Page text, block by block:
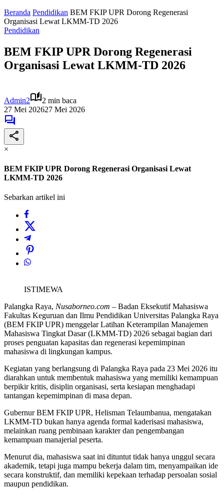
Beranda Pendidikan BEM FKIP UPR Dorong Regenerasi
Organisasi Lewat LKMM-TD 2026
Pendidikan
BEM FKIP UPR Dorong Regenerasi
Organisasi Lewat LKMM-TD 2026
Admin2
2 min baca
27 Mei 202627 Mei 2026
×
BEM FKIP UPR Dorong Regenerasi Organisasi Lewat
LKMM-TD 2026
Sebarkan artikel ini
ISTIMEWA
Palangka Raya, Nusaborneo.com – Badan Eksekutif Mahasiswa
Fakultas Keguruan dan Ilmu Pendidikan Universitas Palangka Raya
(BEM FKIP UPR) menggelar Latihan Keterampilan Manajemen
Mahasiswa Tingkat Dasar (LKMM-TD) 2026 sebagai bagian dari
proses penguatan kapasitas dan regenerasi kepemimpinan
mahasiswa di lingkungan kampus.
Kegiatan yang berlangsung di Palangka Raya pada 23 Mei 2026 itu
diarahkan untuk membentuk mahasiswa yang memiliki kemampuan
berpikir kritis, disiplin organisasi, serta kesiapan menghadapi
tantangan kepemimpinan di masa depan.
Gubernur BEM FKIP UPR, Helisman Telaumbanua, mengatakan
LKMM-TD bukan hanya agenda formal kaderisasi mahasiswa,
melainkan ruang pembinaan karakter dan pengembangan
kemampuan manajerial peserta.
Menurut dia, mahasiswa saat ini dituntut tidak hanya unggul secara
akademik, tetapi juga mampu bekerja dalam tim, menyampaikan ide
secara konstruktif, dan memiliki kepekaan terhadap persoalan sosial
maupun pendidikan.